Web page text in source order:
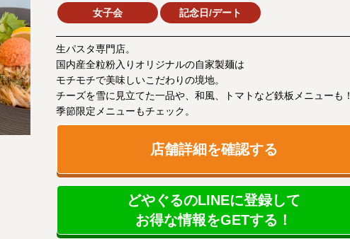
女子会 記念日/デート
生パスタ専門店。
国内産全粒粉入りオリジナルの自家製麺は
モチモチで美味しいこだわりの境地。
チーズを雪に見立てた一品や、和風、トマトなど鉄板メニューも！
季節限定メニューもチェック。
店舗詳細を確認する
どやぐるのLINEに登録して
お得な情報をGETする！